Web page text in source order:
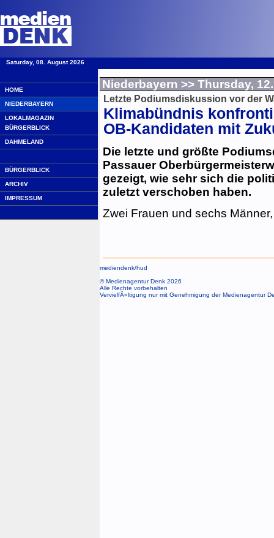
Saturday, 08. August 2026
HOME
NIEDERBAYERN
LOKALMAGAZIN
BÜRGERBLICK
DAHMELAND
BÜRGERBLICK
ARCHIV
IMPRESSUM
Niederbayern >> Thursday,
Letzte Podiumsdiskussion vor der
Klimabündnis
OB-Kandidaten mit
Die letzte und größte
Passauer
gezeigt, wie sehr sich die
zuletzt verschoben haben.
Zwei Frauen und sechs
mediendenk/hud
© Medienagentur Denk 2026
Alle Rechte vorbehalten
VervielfÃ¤ltigung nur mit Genehmigung der Medienagentur